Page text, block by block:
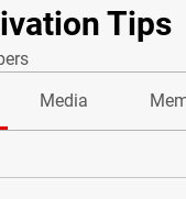
Tips
Media